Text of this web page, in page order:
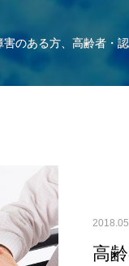
のある方、高齢者・
高